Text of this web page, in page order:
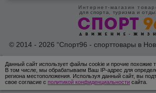
Интернет-магазин
для спорта, туризма и
© 2014 - 2026 “Спорт96 - спорттовары в
Данный сайт использует файлы cookie и прочие похожие
В том числе, мы обрабатываем Ваш IP-адрес для
региона местоположения. Используя данный сайт, вы
свое согласие с политикой конфиденциальности сайта.